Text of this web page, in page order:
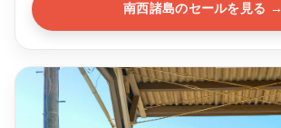
南西諸島のセールを見る →